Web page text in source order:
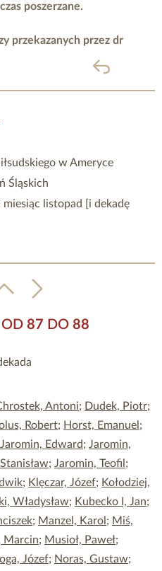
poszerzane.
przekazanych przez dr
powrót
w Ameryce
Śląskich
miesiąc listopad [i dekadę
OD 87 DO 88
Antoni; Dudek, Piotr;
Robert; Horst, Emanuel ;
Jaromin, Edward; Jaromin,
; Jaromin, Teofil ;
; Klęczar, Józef; Kołodziej,
Władysław; Kubecko I, Jan;
; Manzel, Karol ; Miś,
Marcin; Musioł, Paweł;
Józef; Noras, Gustaw;